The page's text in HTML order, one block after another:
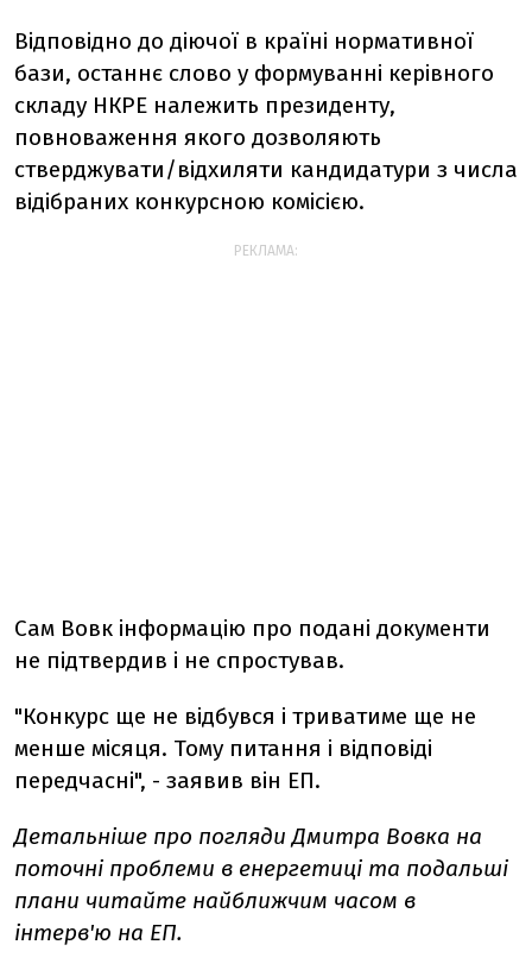
Відповідно до діючої в країні нормативної
бази, останнє слово у формуванні керівного
складу НКРЕ належить президенту,
повноваження якого дозволяють
стверджувати/відхиляти кандидатури з числа
відібраних конкурсною комісією.
РЕКЛАМА:
Сам Вовк інформацію про подані документи
не підтвердив і не спростував.
"Конкурс ще не відбувся і триватиме ще не
менше місяця. Тому питання і відповіді
передчасні", - заявив він ЕП.
Детальніше про погляди Дмитра Вовка на
поточні проблеми в енергетиці та подальші
плани читайте найближчим часом в
інтерв'ю на ЕП.